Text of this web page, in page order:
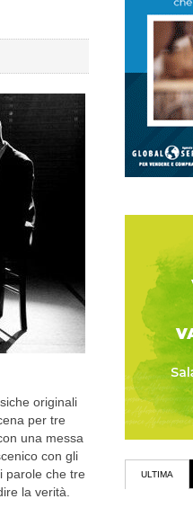
originali
per tre
una messa
con gli
parole che tre
la verità.
ULTIMA